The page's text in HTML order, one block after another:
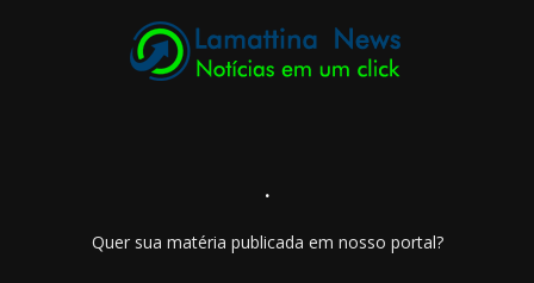
.
Quer sua matéria publicada em nosso portal?